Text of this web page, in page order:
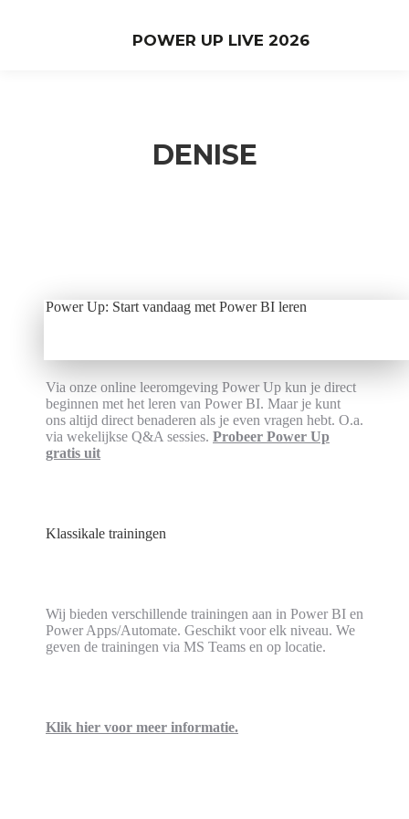
POWER UP LIVE 2026
DENISE
Power Up: Start vandaag met Power BI leren
Via onze online leeromgeving Power Up kun je direct
beginnen met het leren van Power BI. Maar je kunt
ons altijd direct benaderen als je even vragen hebt. O.a.
via wekelijkse Q&A sessies. Probeer Power Up
gratis uit
Klassikale trainingen
Wij bieden verschillende trainingen aan in Power BI en
Power Apps/Automate. Geschikt voor elk niveau. We
geven de trainingen via MS Teams en op locatie.
Klik hier voor meer informatie.